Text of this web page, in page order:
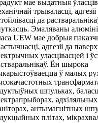
мае выдатныя
трываласці, адгезіі
да
Эмаляваны
UEW мае добрыя
адгезіі да
уласцівасцей і
Ён шырока
ў малых
шпульках,
антымагнітных
плітах,